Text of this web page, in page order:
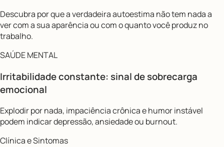
Descubra por que a verdadeira autoestima não tem nada a
ver com a sua aparência ou com o quanto você produz no
trabalho.
SAÚDE MENTAL
Irritabilidade constante: sinal de sobrecarga
emocional
Explodir por nada, impaciência crônica e humor instável
podem indicar depressão, ansiedade ou burnout.
Clínica e Sintomas